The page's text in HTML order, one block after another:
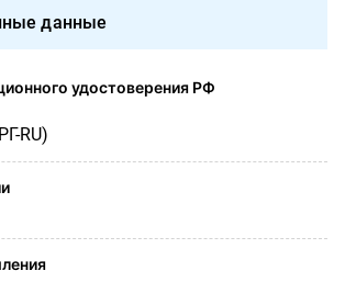
данные
удостоверения РФ
RU)